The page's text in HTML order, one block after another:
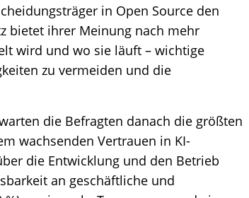
in Open Source den
bietet ihrer Meinung nach mehr
wird und wo sie läuft – wichtige
zu vermeiden und die
die Befragten danach die größten
wachsenden Vertrauen in KI-
die Entwicklung und den Betrieb
an geschäftliche und